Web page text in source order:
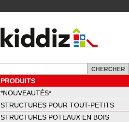
PRODUITS
*NOUVEAUTÉS*
STRUCTURES POUR TOUT-PETITS
STRUCTURES POTEAUX EN BOIS